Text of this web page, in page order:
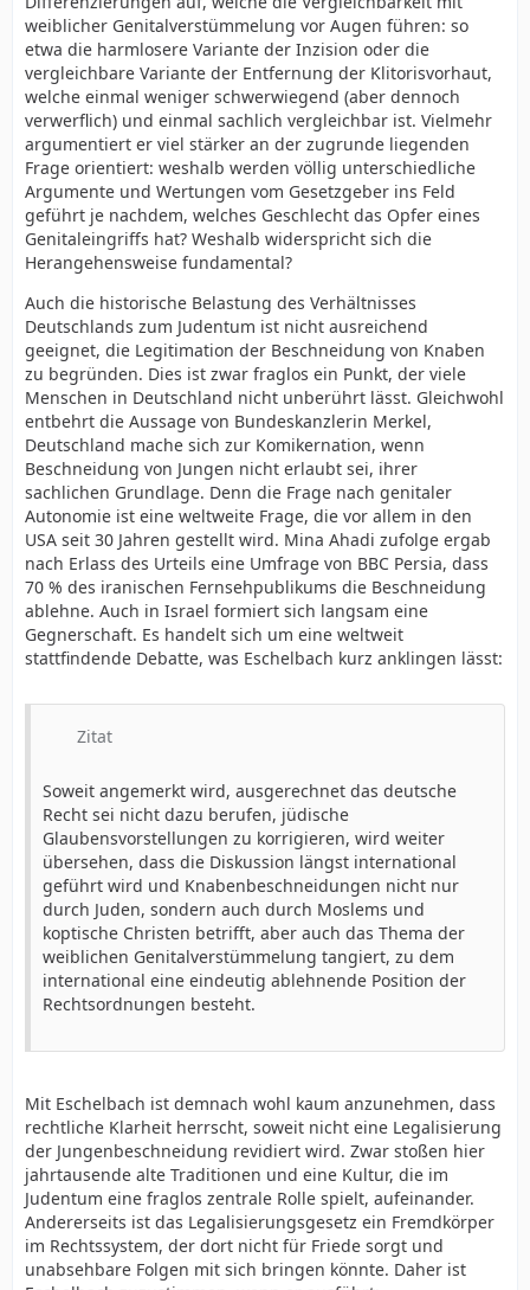
weiblicher Genitalverstümmelung vor Augen führen: so
etwa die harmlosere Variante der Inzision oder die
vergleichbare Variante der Entfernung der Klitorisvorhaut,
welche einmal weniger schwerwiegend (aber dennoch
verwerflich) und einmal sachlich vergleichbar ist. Vielmehr
argumentiert er viel stärker an der zugrunde liegenden
Frage orientiert: weshalb werden völlig unterschiedliche
Argumente und Wertungen vom Gesetzgeber ins Feld
geführt je nachdem, welches Geschlecht das Opfer eines
Genitaleingriffs hat? Weshalb widerspricht sich die
Herangehensweise fundamental?
Auch die historische Belastung des Verhältnisses
Deutschlands zum Judentum ist nicht ausreichend
geeignet, die Legitimation der Beschneidung von Knaben
zu begründen. Dies ist zwar fraglos ein Punkt, der viele
Menschen in Deutschland nicht unberührt lässt. Gleichwohl
entbehrt die Aussage von Bundeskanzlerin Merkel,
Deutschland mache sich zur Komikernation, wenn
Beschneidung von Jungen nicht erlaubt sei, ihrer
sachlichen Grundlage. Denn die Frage nach genitaler
Autonomie ist eine weltweite Frage, die vor allem in den
USA seit 30 Jahren gestellt wird. Mina Ahadi zufolge ergab
nach Erlass des Urteils eine Umfrage von BBC Persia, dass
70 % des iranischen Fernsehpublikums die Beschneidung
ablehne. Auch in Israel formiert sich langsam eine
Gegnerschaft. Es handelt sich um eine weltweit
stattfindende Debatte, was Eschelbach kurz anklingen lässt:
Zitat
Soweit angemerkt wird, ausgerechnet das deutsche
Recht sei nicht dazu berufen, jüdische
Glaubensvorstellungen zu korrigieren, wird weiter
übersehen, dass die Diskussion längst international
geführt wird und Knabenbeschneidungen nicht nur
durch Juden, sondern auch durch Moslems und
koptische Christen betrifft, aber auch das Thema der
weiblichen Genitalverstümmelung tangiert, zu dem
international eine eindeutig ablehnende Position der
Rechtsordnungen besteht.
Mit Eschelbach ist demnach wohl kaum anzunehmen, dass
rechtliche Klarheit herrscht, soweit nicht eine Legalisierung
der Jungenbeschneidung revidiert wird. Zwar stoßen hier
jahrtausende alte Traditionen und eine Kultur, die im
Judentum eine fraglos zentrale Rolle spielt, aufeinander.
Andererseits ist das Legalisierungsgesetz ein Fremdkörper
im Rechtssystem, der dort nicht für Friede sorgt und
unabsehbare Folgen mit sich bringen könnte. Daher ist